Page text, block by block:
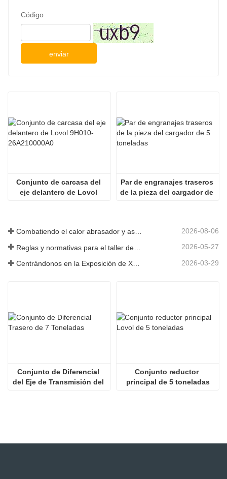
Código
enviar
Conjunto de carcasa del
eje delantero de Lovol
Par de engranajes traseros
de la pieza del cargador de
Combatiendo el calor abrasador y asegurando la entrega: la empresa completó con éxito la tarea de envío de accesorios para cargadoras 2026-08-06
2026-05-27
2026-03-29
Conjunto de Diferencial
del Eje de Transmisión del
Conjunto reductor
principal de 5 toneladas